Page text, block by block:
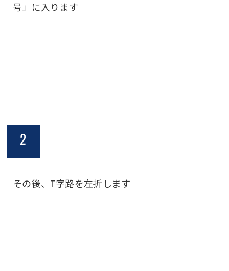
号」に入ります
2
その後、T字路を左折します